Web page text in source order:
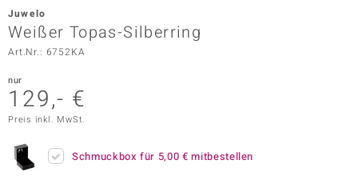
Vogue
Paraíso
Juwelo
Weißer Topas-Silberring
Art.Nr.: 6752KA
nur
129,- €
Preis inkl. MwSt.
Schmuckbox für 5,00 € mitbestellen